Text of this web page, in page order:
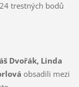
trestných bodů
Dvořák, Linda
obsadili mezi